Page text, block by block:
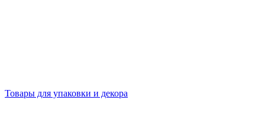
Товары для упаковки и декора